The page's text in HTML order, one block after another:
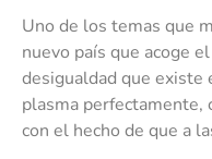
Uno de los temas que
nuevo país que acoge
desigualdad que existe
plasma perfectamente,
con el hecho de que a